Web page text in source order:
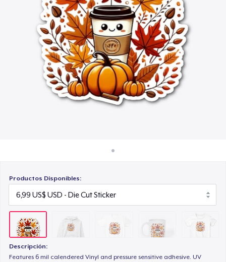
Venda en todas partes
Venda lo que sea
Productos Disponibles:
Descripción:
Features 6 mil calendered Vinyl and pressure sensitive adhesive. UV
16,99 US$
Mug
11,99 US$
Women's Classic Tee
23,99 US$